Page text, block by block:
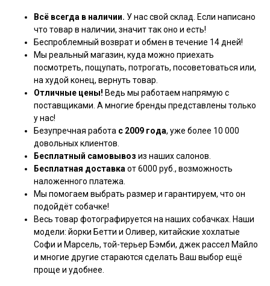
Всё всегда в наличии. У нас свой склад. Если написано
что товар в наличии, значит так оно и есть!
Беспроблемный возврат и обмен в течение 14 дней!
Мы реальный магазин, куда можно приехать
посмотреть, пощупать, потрогать, посоветоваться или,
на худой конец, вернуть товар.
Отличные цены! Ведь мы работаем напрямую с
поставщиками. А многие бренды представлены только
у нас!
Безупречная работа с 2009 года, уже более 10 000
довольных клиентов.
Бесплатный самовывоз из наших салонов.
Бесплатная доставка от 6000 руб., возможность
наложенного платежа.
Мы помогаем выбрать размер и гарантируем, что он
подойдёт собачке!
Весь товар фотографируется на наших собачках. Наши
модели: йорки Бетти и Оливер, китайские хохлатые
Софи и Марсель, той-терьер Бэмби, джек рассел Майло
и многие другие стараются сделать Ваш выбор ещё
проще и удобнее.